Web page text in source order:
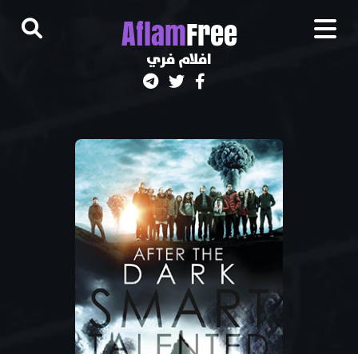
AflamFree
افلام فري